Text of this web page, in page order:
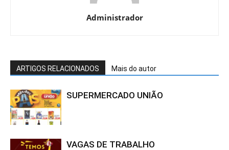
Administrador
ARTIGOS RELACIONADOS Mais do autor
SUPERMERCADO UNIÃO
VAGAS DE TRABALHO